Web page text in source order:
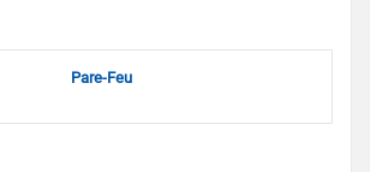
Pare-Feu